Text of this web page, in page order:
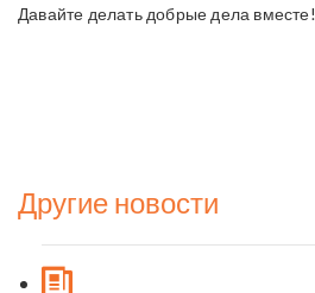
Давайте делать добрые дела вместе!
Другие новости